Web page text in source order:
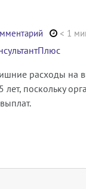
< 1
расходы на
поскольку